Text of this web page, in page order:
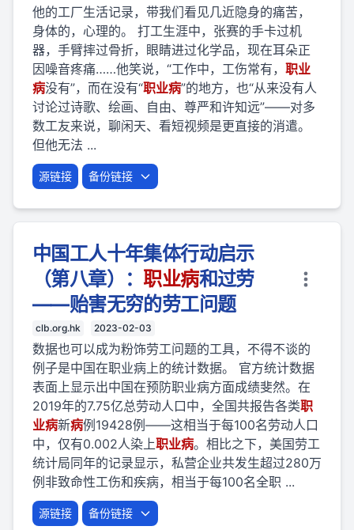
他的工厂生活记录，带我们看见几近隐身的痛苦，
身体的，心理的。 打工生涯中，张赛的手卡过机
器，手臂摔过骨折，眼睛进过化学品，现在耳朵正
因噪音疼痛……他笑说，“工作中，工伤常有， 职业
病没有”，而在没有“职业病”的地方，也“从来没有人
讨论过诗歌、绘画、自由、尊严和许知远”——对多
数工友来说，聊闲天、看短视频是更直接的消遣。
但他无法 ...
源链接 备份链接
中国工人十年集体行动启示
（第八章）： 职业病和过劳
——贻害无穷的劳工问题
clb.org.hk 2023-02-03
数据也可以成为粉饰劳工问题的工具，不得不谈的
例子是中国在职业病上的统计数据。 官方统计数据
表面上显示出中国在预防职业病方面成绩斐然。在
2019年的7.75亿总劳动人口中，全国共报告各类职
业病新病例19428例——这相当于每100名劳动人口
中，仅有0.002人染上职业病。相比之下，美国劳工
统计局同年的记录显示，私营企业共发生超过280万
例非致命性工伤和疾病，相当于每100名全职 ...
源链接 备份链接